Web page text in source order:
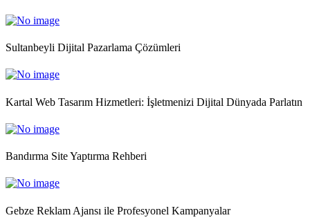
Sultanbeyli Dijital Pazarlama Çözümleri
Kartal Web Tasarım Hizmetleri: İşletmenizi Dijital Dünyada Parlatın
Bandırma Site Yaptırma Rehberi
Gebze Reklam Ajansı ile Profesyonel Kampanyalar